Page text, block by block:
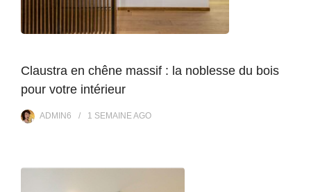
Claustra en chêne massif : la noblesse du bois
pour votre intérieur
ADMIN6 1 SEMAINEAGO